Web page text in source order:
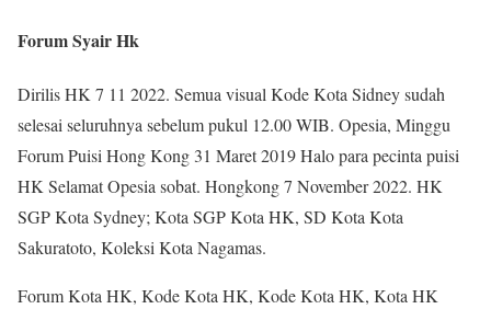
Forum Syair Hk
Dirilis HK 7 11 2022. Semua visual Kode Kota Sidney sudah
selesai seluruhnya sebelum pukul 12.00 WIB. Opesia, Minggu
Forum Puisi Hong Kong 31 Maret 2019 Halo para pecinta puisi
HK Selamat Opesia sobat. Hongkong 7 November 2022. HK
SGP Kota Sydney; Kota SGP Kota HK, SD Kota Kota
Sakuratoto, Koleksi Kota Nagamas.
Forum Kota HK, Kode Kota HK, Kode Kota HK, Kota HK